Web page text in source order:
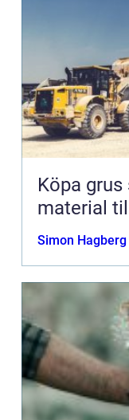
Köpa grus så väljer du rätt
material
Simon Hagberg